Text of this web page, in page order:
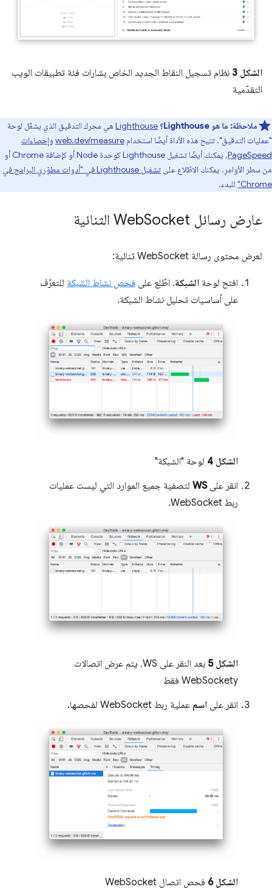
الشكل 3
نظام تسجيل النقاط الجديد الخاص بشارات فئة تطبيقات الويب
التقدّمية
ملاحظة: ما هو Lighthouse؟ Lighthouse هي محرك التدقيق الذي يشغّل لوحة
"عمليات التدقيق". تتيح هذه الأداة أيضًا استخدام web.dev/measure وإحصاءات
PageSpeed
. يمكنك أيضًا تشغيل Lighthouse كوحدة Node أو كإضافة Chrome أو
من سطر الأوامر. يمكنك الاطّلاع على
تشغيل Lighthouse في "أدوات مطوّري البرامج في
Chrome" للبدء.
عارض رسائل Web Socket الثنائية
لعرض محتوى رسالة WebSocket ثنائية:
افتح لوحة الشبكة. اطّلِع على فحص نشاط الشبكة للتعرّف
على أساسيات تحليل نشاط الشبكة.
الشكل 4
لوحة "الشبكة"
انقر علىWS لتصفية جميع الموارد التي ليست عمليات
ربط WebSocket.
الشكل 5
بعد النقر على WS، يتم عرض اتصالات
WebSockety فقط
انقر على اسم عملية ربط WebSocket لفحصها.
الشكل 6 فحص اتصال WebSocket